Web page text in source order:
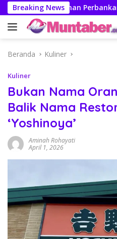
Langsung
ke
konten
Breaking News
Layanan Perbankan
Beranda Kuliner
Kuliner
Bukan Nama
Balik Nama
‘Yoshinoya’
Aminah Rohayati
April 1, 2026